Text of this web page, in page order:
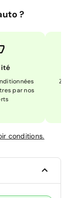
?
par nos
conditions.